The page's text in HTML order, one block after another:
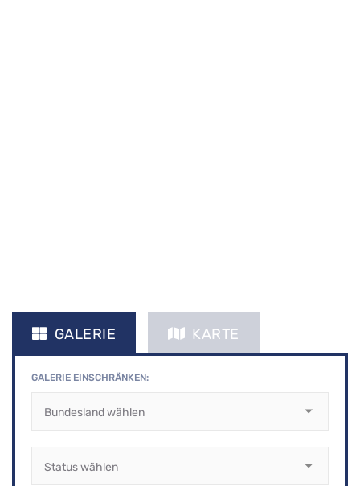
GALERIE KARTE
GALERIE EINSCHRÄNKEN: